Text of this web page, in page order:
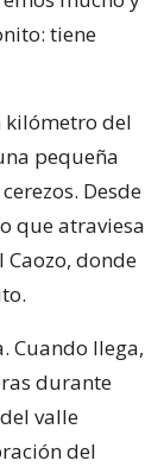
tiene
kilómetro del
pequeña
Desde
que atraviesa
Caozo, donde
Cuando llega,
durante
valle
del